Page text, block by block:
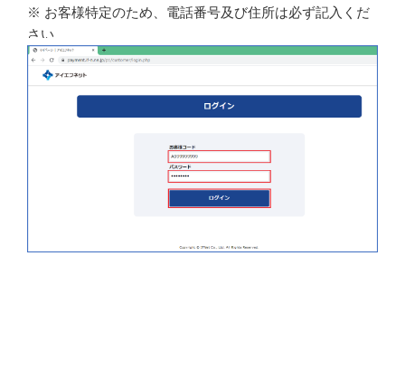
※ お客様特定のため、電話番号及び住所は必ず記入くだ
さい